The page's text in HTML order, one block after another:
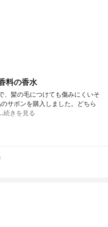
料の香水
、髪の毛につけても傷みにくいそ
サボンを購入しました。どちら
続きを見る